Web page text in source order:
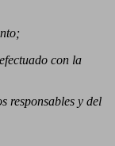
con la
responsables y del